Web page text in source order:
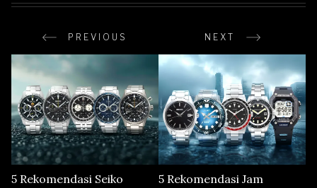
PREVIOUS NEXT
5 Rekomendasi Seiko
5 Rekomendasi Jam